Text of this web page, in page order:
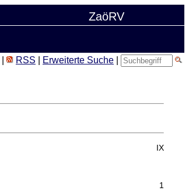
ZaöRV
RSS Erweiterte Suche
IX
1